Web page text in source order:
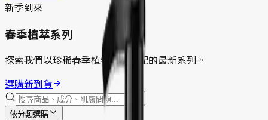
新季到來
春季植萃系列
探索我們以珍稀春季植物精心調配的最新系列。
選購新到貨
依分類選購